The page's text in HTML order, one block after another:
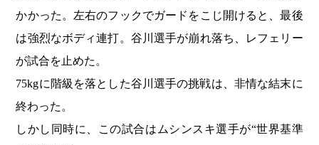
かかった。左右のフックでガードをこじ開けると、最後
は強烈なボディ連打。谷川選手が崩れ落ち、レフェリー
が試合を止めた。
75kgに階級を落とした谷川選手の挑戦は、非情な結末に
終わった。
しかし同時に、この試合はムシンスキ選手が“世界基準